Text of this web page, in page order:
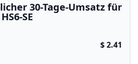
30-Tage-Umsatz für
SE
$ 2.41